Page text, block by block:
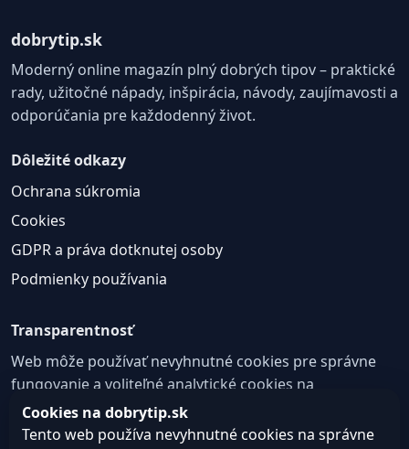
dobrytip.sk
Moderný online magazín plný dobrých tipov – praktické
rady, užitočné nápady, inšpirácia, návody, zaujímavosti a
odporúčania pre každodenný život.
Dôležité odkazy
Ochrana súkromia
Cookies
GDPR a práva dotknutej osoby
Podmienky používania
Transparentnosť
Web môže používať nevyhnutné cookies pre správne
fungovanie a voliteľné analytické cookies na
zlepšovanie obsahu a používateľskej skúsenosti.
Nastavenie cookies
Cookies na dobrytip.sk
Tento web používa nevyhnutné cookies na správne